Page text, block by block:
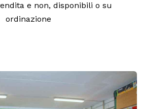
e non, disponibili o su
ordinazione